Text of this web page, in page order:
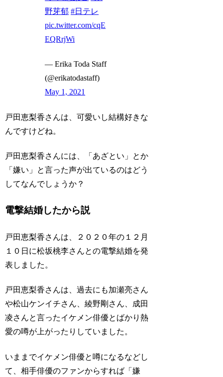
野芽郁 #日テレ
pic.twitter.com/cqE
EQRrjWi
— Erika Toda Staff
(@erikatodastaff)
May 1, 2021
戸田恵梨香さんは、可愛いし結構好きな
んですけどね。
戸田恵梨香さんには、「あざとい」とか
「嫌い」と言った声が出ているのはどう
してなんでしょうか？
電撃結婚したから説
戸田恵梨香さんは、２０２０年の１２月
１０日に松坂桃李さんとの電撃結婚を発
表しました。
戸田恵梨香さんは、過去にも加瀬亮さん
や松山ケンイチさん、綾野剛さん、成田
凌さんと言ったイケメン俳優とばかり熱
愛の噂が上がったりしていました。
いままでイケメン俳優と噂になるなどし
て、相手俳優のファンからすれば「嫌